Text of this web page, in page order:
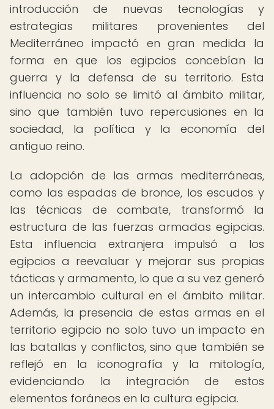
introducción de nuevas tecnologías y
estrategias militares provenientes del
Mediterráneo impactó en gran medida la
forma en que los egipcios concebían la
guerra y la defensa de su territorio. Esta
influencia no solo se limitó al ámbito militar,
sino que también tuvo repercusiones en la
sociedad, la política y la economía del
antiguo reino.
La adopción de las armas mediterráneas,
como las espadas de bronce, los escudos y
las técnicas de combate, transformó la
estructura de las fuerzas armadas egipcias.
Esta influencia extranjera impulsó a los
egipcios a reevaluar y mejorar sus propias
tácticas y armamento, lo que a su vez generó
un intercambio cultural en el ámbito militar.
Además, la presencia de estas armas en el
territorio egipcio no solo tuvo un impacto en
las batallas y conflictos, sino que también se
reflejó en la iconografía y la mitología,
evidenciando la integración de estos
elementos foráneos en la cultura egipcia.